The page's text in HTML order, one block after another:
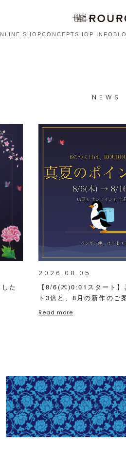
SHOPCONCEPTSHOP INFO
NEWS
た
2026.08.05
【8/6(木)0:01スタート】
ト3倍と、8月の新作のご
Read more